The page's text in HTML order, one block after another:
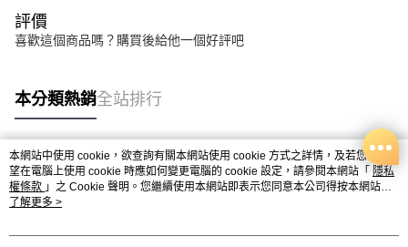
評價
喜歡這個商品嗎？購買後給他一個好評吧
本分類熱銷全站排行
熱門標籤
本網站中使用 cookie，欲查詢有關本網站使用 cookie 方式之詳情，及若您不希
望在電腦上使用 cookie 時應如何變更電腦的 cookie 設定，請參閱本網站「 隱私
權條款 」之 Cookie 聲明。您繼續使用本網站即表示您同意本公司得按本網站使
用條款之 Cookie 聲明使用 cookie。
了解更多 >